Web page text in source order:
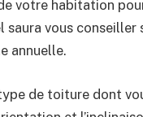
votre habitation
vous conseiller
annuelle.
de toiture dont